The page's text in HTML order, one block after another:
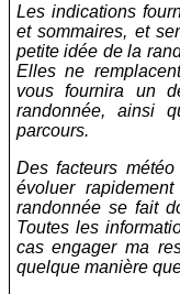
Les indications
et sommaires, et
petite idée de la
Elles ne
vous fournira un
randonnée, ainsi
parcours.
Des facteurs
évoluer
randonnée se fait
Toutes les
cas engager ma
quelque manière